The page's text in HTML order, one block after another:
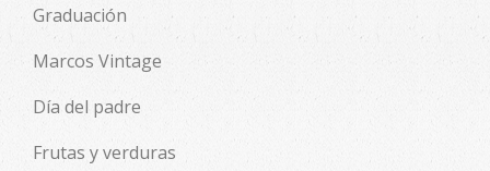
Graduación
Marcos Vintage
Día del padre
Frutas y verduras